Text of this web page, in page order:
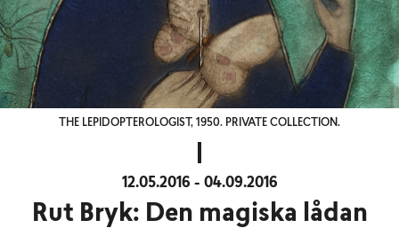
THE LEPIDOPTEROLOGIST, 1950. PRIVATE COLLECTION.
12.05.2016 - 04.09.2016
Rut Bryk: Den magiska lådan